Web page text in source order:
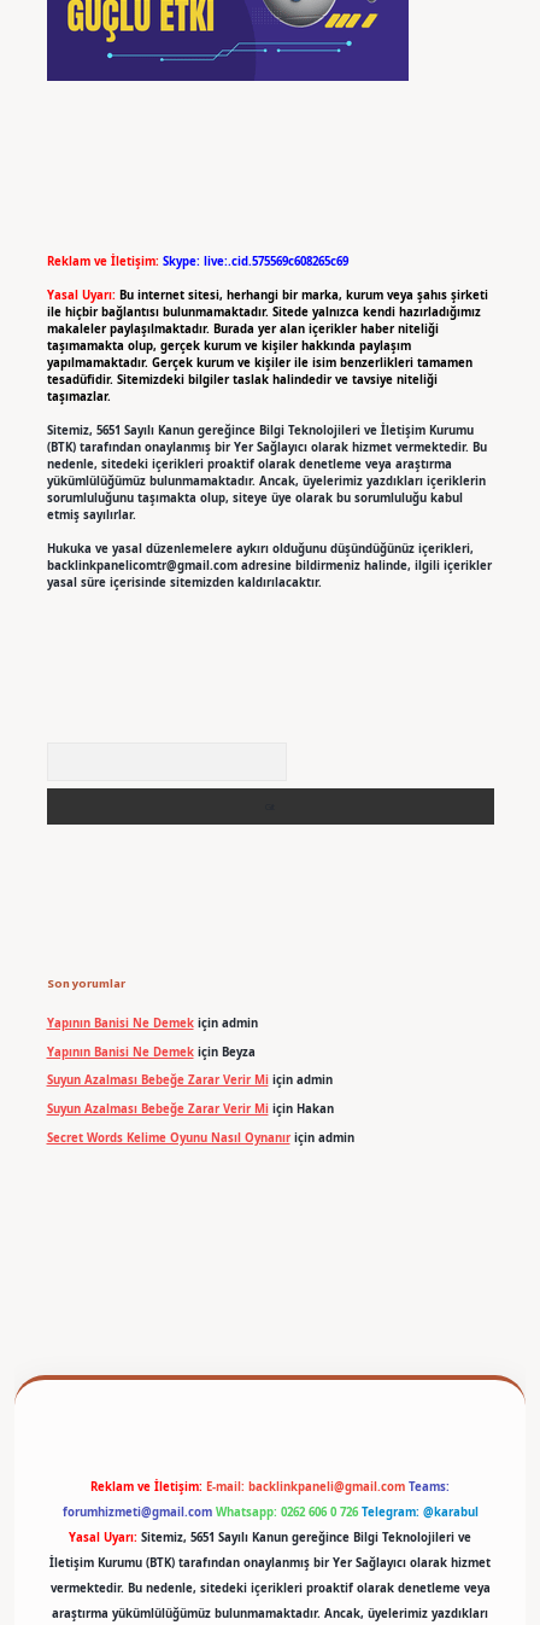
Reklam ve İletişim: Skype: live:.cid.575569c608265c69
Yasal Uyarı: Bu internet sitesi, herhangi bir marka, kurum veya şahıs şirketi
ile hiçbir bağlantısı bulunmamaktadır. Sitede yalnızca kendi hazırladığımız
makaleler paylaşılmaktadır. Burada yer alan içerikler haber niteliği
taşımamakta olup, gerçek kurum ve kişiler hakkında paylaşım
yapılmamaktadır. Gerçek kurum ve kişiler ile isim benzerlikleri tamamen
tesadüfidir. Sitemizdeki bilgiler taslak halindedir ve tavsiye niteliği
taşımazlar.
Sitemiz, 5651 Sayılı Kanun gereğince Bilgi Teknolojileri ve İletişim Kurumu
(BTK) tarafından onaylanmış bir Yer Sağlayıcı olarak hizmet vermektedir. Bu
nedenle, sitedeki içerikleri proaktif olarak denetleme veya araştırma
yükümlülüğümüz bulunmamaktadır. Ancak, üyelerimiz yazdıkları içeriklerin
sorumluluğunu taşımakta olup, siteye üye olarak bu sorumluluğu kabul
etmiş sayılırlar.
Hukuka ve yasal düzenlemelere aykırı olduğunu düşündüğünüz içerikleri,
backlinkpanelicomtr@gmail.comadresine bildirmeniz halinde, ilgili içerikler
yasal süre içerisinde sitemizden kaldırılacaktır.
Son yorumlar
Yapının Banisi Ne Demekiçin admin
Yapının Banisi Ne Demekiçin Beyza
Suyun Azalması Bebeğe Zarar Verir Miiçin admin
Suyun Azalması Bebeğe Zarar Verir Miiçin Hakan
Secret Words Kelime Oyunu Nasıl Oynanıriçin admin
Reklam ve İletişim: E-mail: backlinkpaneli@gmail.com Teams:
forumhizmeti@gmail.com Whatsapp: 0262 606 0 726 Telegram: @karabul
Yasal Uyarı: Sitemiz, 5651 Sayılı Kanun gereğince Bilgi Teknolojileri ve
İletişim Kurumu (BTK) tarafından onaylanmış bir Yer Sağlayıcı olarak hizmet
vermektedir. Bu nedenle, sitedeki içerikleri proaktif olarak denetleme veya
araştırma yükümlülüğümüz bulunmamaktadır. Ancak, üyelerimiz yazdıkları